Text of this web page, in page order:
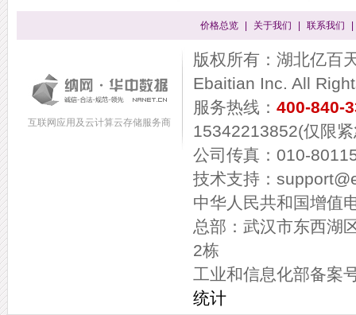
价格总览 关于我们 联系我们
互联网应用及云计算云存储服务商
版权所有：湖北亿百
Ebaitian Inc. All
服务热线： 400-840-
15342213852(仅限
公司传真：010-
技术支持：
中华人民共和国增值
总部：武汉市东西湖
2栋
工业和信息化部备案
统计